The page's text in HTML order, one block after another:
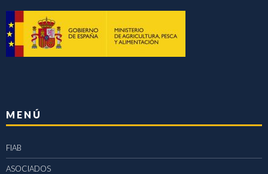
MENÚ
FIAB
ASOCIADOS